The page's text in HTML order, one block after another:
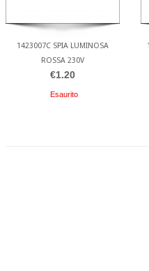
1423007C SPIA LUMINOSA
ROSSA 230V
€1.20
Esaurito